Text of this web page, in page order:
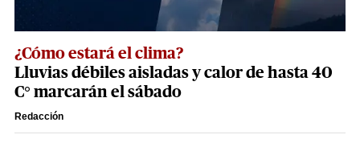
¿Cómo estará el clima?
Lluvias débiles aisladas y calor de hasta 40
C° marcarán el sábado
Redacción